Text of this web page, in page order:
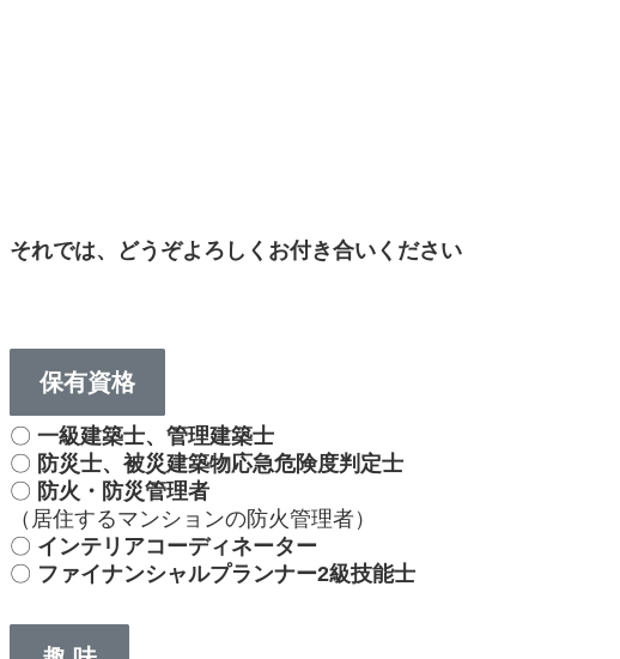
それでは、どうぞよろしくお付き合いください
保有資格
〇 一級建築士、管理建築士
〇 防災士、被災建築物応急危険度判定士
〇 防火・防災管理者
（居住するマンションの防火管理者）
〇 インテリアコーディネーター
〇 ファイナンシャルプランナー2級技能士